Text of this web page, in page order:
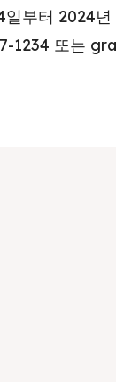
부터 2024
1234 또는